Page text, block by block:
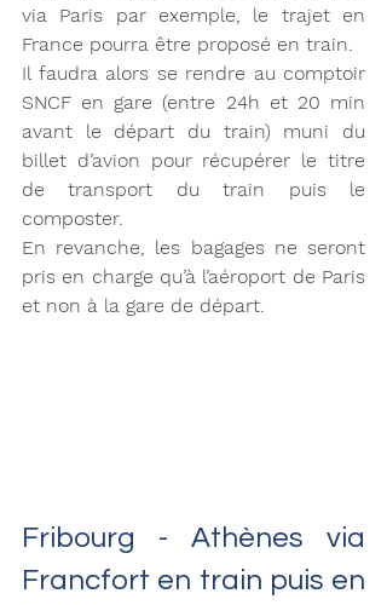
via Paris par exemple, le trajet en
France pourra être proposé en train.
Il faudra alors se rendre au comptoir
SNCF en gare (entre 24h et 20 min
avant le départ du train) muni du
billet d’avion pour récupérer le titre
de transport du train puis le
composter.
En revanche, les bagages ne seront
pris en charge qu’à l’aéroport de Paris
et non à la gare de départ.
Fribourg - Athènes via
Francfort en train puis en